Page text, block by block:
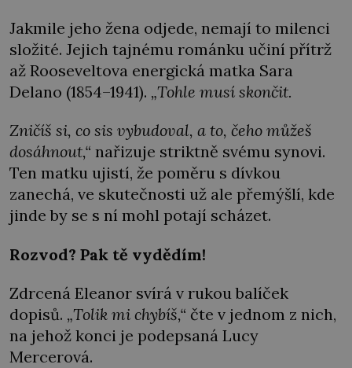
Jakmile jeho žena odjede, nemají to milenci
složité. Jejich tajnému románku učiní přítrž
až Rooseveltova energická matka Sara
Delano (1854–1941). „Tohle musí skončit.
Zničíš si, co sis vybudoval, a to, čeho můžeš
dosáhnout,“ nařizuje striktně svému synovi.
Ten matku ujistí, že poměru s dívkou
zanechá, ve skutečnosti už ale přemýšlí, kde
jinde by se s ní mohl potají scházet.
Rozvod? Pak tě vydědím!
Zdrcená Eleanor svírá v rukou balíček
dopisů. „Tolik mi chybíš,“ čte v jednom z nich,
na jehož konci je podepsaná Lucy
Mercerová.